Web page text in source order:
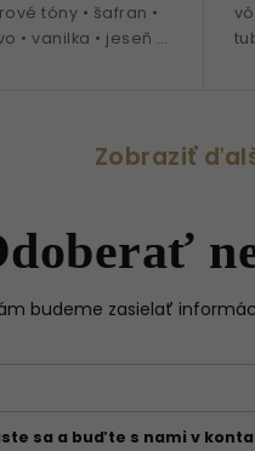
tóny • šafran •
• vanilka • jeseň •
Zobraziť
budeme zasielať
sa a buďte s nami v